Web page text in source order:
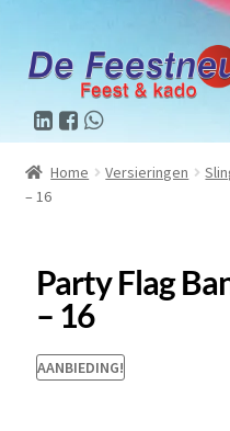
Home Versieringen
– 16
Party Flag
– 16
AANBIEDING!